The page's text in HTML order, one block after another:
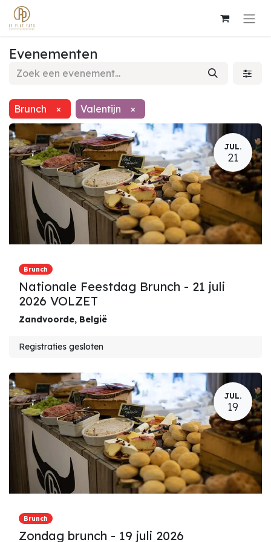
Evenementen
Brunch × Valentijn ×
JUL.
21
Brunch
Nationale Feestdag Brunch - 21 juli
2026 VOLZET
Zandvoorde, België
Registraties gesloten
JUL.
19
Brunch
Zondag brunch - 19 juli 2026